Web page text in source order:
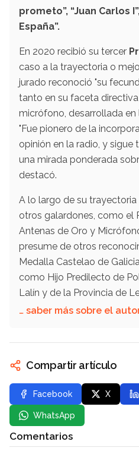
prometo”, “Juan Carlos
España”.
En 2020 recibió su tercer
caso a la trayectoria o
jurado reconoció "su
tanto en su faceta
micrófono, desarrollada en
"Fue pionero de la
opinión en la radio, y
una mirada ponderada
destacó.
A lo largo de su
otros galardones, como el
Antenas de Oro y
presume de otros
Medalla Castelao de
como Hijo Predilecto de
Lalín y de la Provincia de
… saber más sobre el
Compartir artículo
Facebook X
WhatsApp
Comentarios